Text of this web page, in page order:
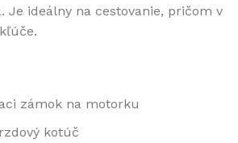
Je ideálny na cestovanie, pričom v
zámok na motorku
kotúč